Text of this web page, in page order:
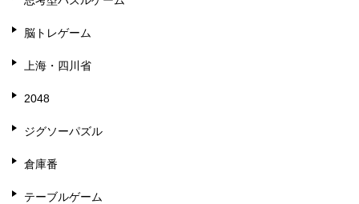
脳トレゲーム
上海・四川省
2048
ジグソーパズル
倉庫番
テーブルゲーム